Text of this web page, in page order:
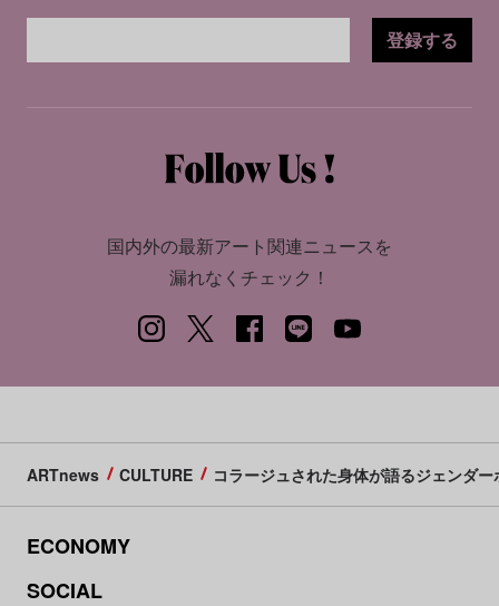
登録する
国内外の最新アート関連ニュースを
漏れなくチェック！
ARTnews CULTURE コラージュされた身体が語るジェンダ
ECONOMY
SOCIAL